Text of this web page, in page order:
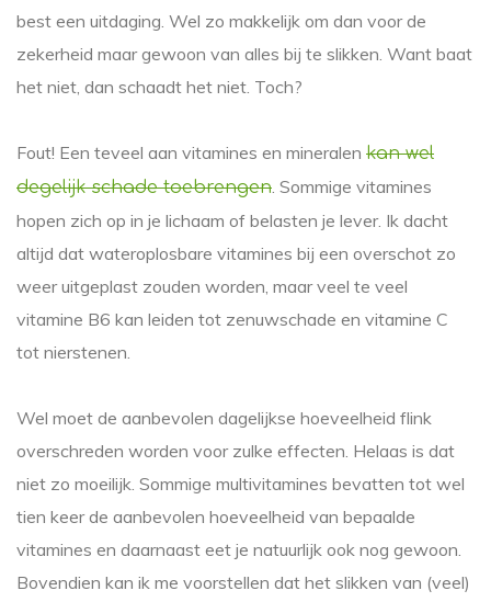
best een uitdaging. Wel zo makkelijk om dan voor de
zekerheid maar gewoon van alles bij te slikken. Want baat
het niet, dan schaadt het niet. Toch?
Fout! Een teveel aan vitamines en mineralen kan wel
degelijk schade toebrengen . Sommige vitamines
hopen zich op in je lichaam of belasten je lever. Ik dacht
altijd dat wateroplosbare vitamines bij een overschot zo
weer uitgeplast zouden worden, maar veel te veel
vitamine B6 kan leiden tot zenuwschade en vitamine C
tot nierstenen.
Wel moet de aanbevolen dagelijkse hoeveelheid flink
overschreden worden voor zulke effecten. Helaas is dat
niet zo moeilijk. Sommige multivitamines bevatten tot wel
tien keer de aanbevolen hoeveelheid van bepaalde
vitamines en daarnaast eet je natuurlijk ook nog gewoon.
Bovendien kan ik me voorstellen dat het slikken van (veel)